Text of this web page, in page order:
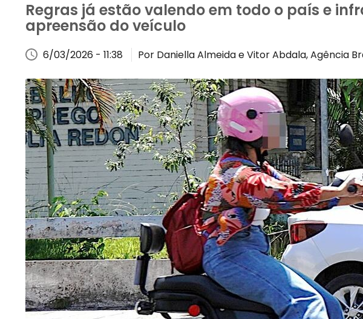
Regras já estão valendo em todo o país e
apreensão do veículo
6/03/2026 - 11:38 Por Daniella Almeida e Vitor Abdala, Agência